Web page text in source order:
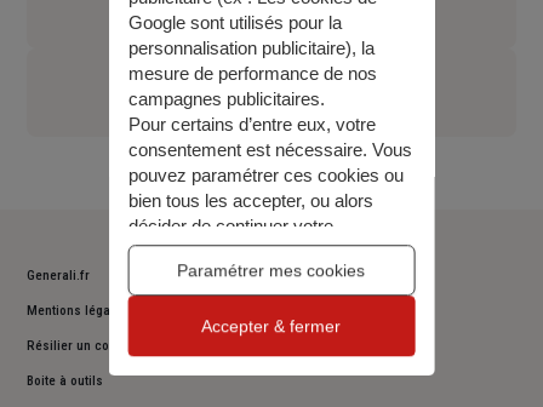
(90.97 KO)
Règlement durabilité
(180.14 KO)
Generali.fr
Mentions légales
Résilier un contrat
Boite à outils
Google sont utilisés pour la
personnalisation publicitaire), la
mesure de performance de nos
campagnes publicitaires.
Pour certains d’entre eux, votre
consentement est nécessaire. Vous
pouvez paramétrer ces cookies ou
bien tous les accepter, ou alors
décider de continuer votre
navigation sans les accepter. Vous
pourrez modifier ce choix à tout
moment.
Pour plus d’information,consulter
notre politique de gestion des
cookies.
Paramétrer mes cookies
Accepter & fermer